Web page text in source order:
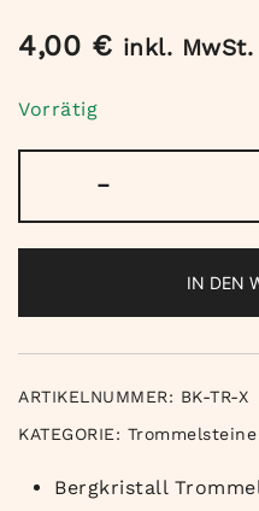
4,00 € inkl. MwSt.
Vorrätig
-
IN DEN
ARTIKELNUMMER: BK-TR-X
KATEGORIE: Trommelsteine
Bergkristall